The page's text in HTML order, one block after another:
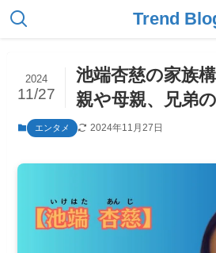
Trend
池端杏慈の家族
親や母親、兄弟
2024
11/27
エンタメ 2024年11月27日